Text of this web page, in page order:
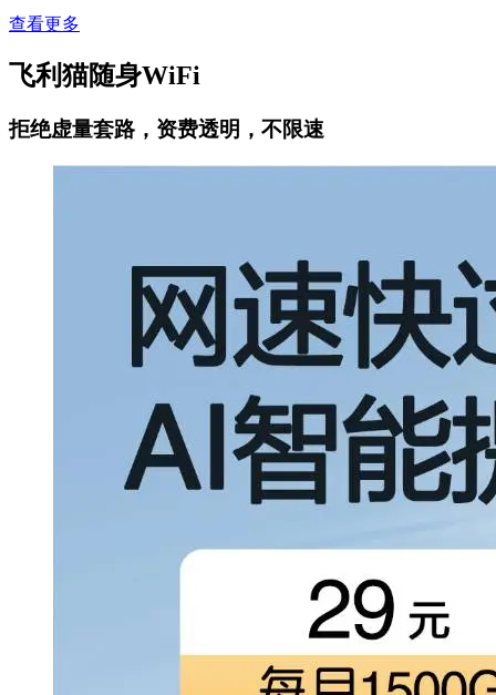
查看更多
飞利猫随身WiFi
拒绝虚量套路，资费透明，不限速